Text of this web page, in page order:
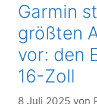
Garmin
größten
vor: den
16-Zoll
8 Juli 2025 von